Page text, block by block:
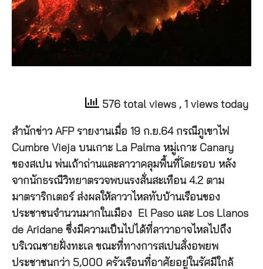
576 total views , 1 views today
สำนักข่าว AFP รายงานเมื่อ 19 ก.ย.64 กรณีภูเขาไฟ
Cumbre Vieja บนเกาะ La Palma หมู่เกาะ Canary
ของสเปน พ่นเถ้าถ่านและลาวาคลุมพื้นที่โดยรอบ หลัง
จากนักธรณีวิทยาตรวจพบแรงสั่นสะเทือน 4.2 ตาม
มาตราริกเตอร์ ส่งผลให้ลาวาไหลทับบ้านเรือนของ
ประชาชนจำนวนมากในเมือง El Paso และ Los Llanos
de Aridane ซึ่งมีความเป็นไปได้ที่ลาวาอาจไหลไปถึง
บริเวณชายฝั่งทะเล ขณะที่ทางการสเปนสั่งอพยพ
ประชาชนกว่า 5,000 ครัวเรือนที่อาศัยอยู่ในรัศมีใกล้